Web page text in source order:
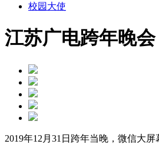
校园大使
江苏广电跨年晚会
2019年12月31日跨年当晚，微信大